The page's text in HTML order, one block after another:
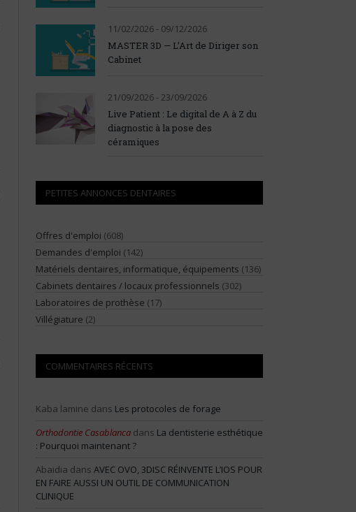
11/02/2026 - 09/12/2026
MASTER 3D — L’Art de Diriger son
Cabinet
21/09/2026 - 23/09/2026
Live Patient : Le digital de A à Z du
diagnostic à la pose des
céramiques
PETITES ANNONCES DENTAIRES
Offres d'emploi (608)
Demandes d'emploi (142)
Matériels dentaires, informatique, équipements (136)
Cabinets dentaires / locaux professionnels (302)
Laboratoires de prothèse (17)
Villégiature (2)
COMMENTAIRES RÉCENTS
Kaba lamine dans Les protocoles de forage
Orthodontie Casablanca dans La dentisterie esthétique
: Pourquoi maintenant ?
Abaidia dans AVEC OVO, 3DISC RÉINVENTE L’IOS POUR
EN FAIRE AUSSI UN OUTIL DE COMMUNICATION
CLINIQUE